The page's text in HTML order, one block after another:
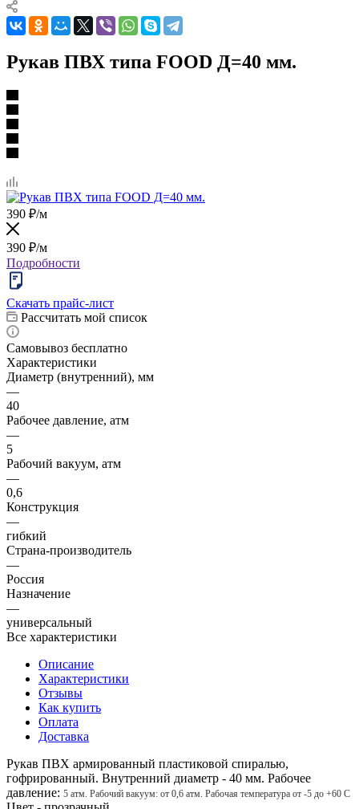
Рукав ПВХ типа FOOD Д=40 мм.
390 ₽/м
390 ₽/м
Подробности
Скачать прайс-лист
Рассчитать мой список
Самовывоз бесплатно
Характеристики
Диаметр (внутренний), мм
—
40
Рабочее давление, атм
—
5
Рабочий вакуум, атм
—
0,6
Конструкция
—
гибкий
Страна-производитель
—
Россия
Назначение
—
универсальный
Все характеристики
Описание
Характеристики
Отзывы
Как купить
Оплата
Доставка
Рукав ПВХ армированный пластиковой спиралью,
гофрированный. Внутренний диаметр - 40 мм. Рабочее
давление: 5 атм. Рабочий вакуум: от 0,6 атм. Рабочая температура от -5 до +60 С